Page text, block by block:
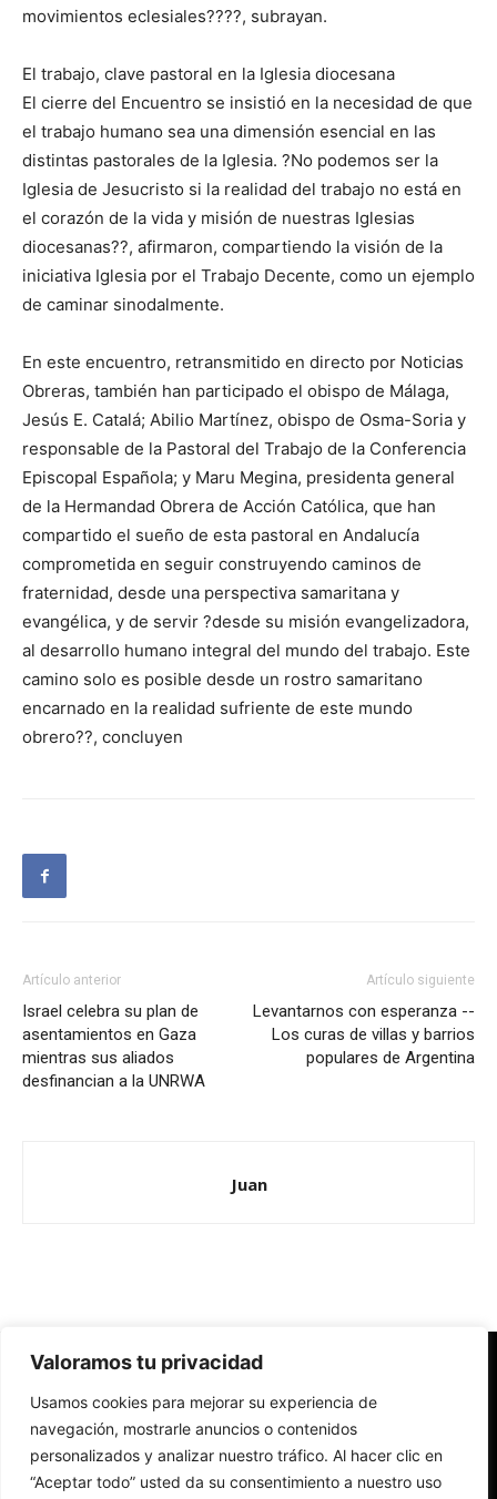
Valoramos tu privacidad
Usamos cookies para mejorar su experiencia de
navegación, mostrarle anuncios o contenidos
personalizados y analizar nuestro tráfico. Al hacer clic en
“Aceptar todo” usted da su consentimiento a nuestro uso
movimientos eclesiales????, subrayan.
El trabajo, clave pastoral en la Iglesia diocesana
El cierre del Encuentro se insistió en la necesidad de que
el trabajo humano sea una dimensión esencial en las
distintas pastorales de la Iglesia. ?No podemos ser la
Iglesia de Jesucristo si la realidad del trabajo no está en
el corazón de la vida y misión de nuestras Iglesias
diocesanas??, afirmaron, compartiendo la visión de la
iniciativa Iglesia por el Trabajo Decente, como un ejemplo
de caminar sinodalmente.
En este encuentro, retransmitido en directo por Noticias
Obreras, también han participado el obispo de Málaga,
Jesús E. Catalá; Abilio Martínez, obispo de Osma-Soria y
responsable de la Pastoral del Trabajo de la Conferencia
Episcopal Española; y Maru Megina, presidenta general
de la Hermandad Obrera de Acción Católica, que han
compartido el sueño de esta pastoral en Andalucía
comprometida en seguir construyendo caminos de
fraternidad, desde una perspectiva samaritana y
evangélica, y de servir ?desde su misión evangelizadora,
al desarrollo humano integral del mundo del trabajo. Este
camino solo es posible desde un rostro samaritano
encarnado en la realidad sufriente de este mundo
obrero??, concluyen
Artículo anterior
Israel celebra su plan de
asentamientos en Gaza
mientras sus aliados
desfinancian a la UNRWA
Artículo siguiente
Levantarnos con esperanza --
Los curas de villas y barrios
populares de Argentina
Juan
Redes Cristianas
Una mirada alternativa sobre la Iglesia católica y la sociedad
- Colectivos de Redes Cristianas